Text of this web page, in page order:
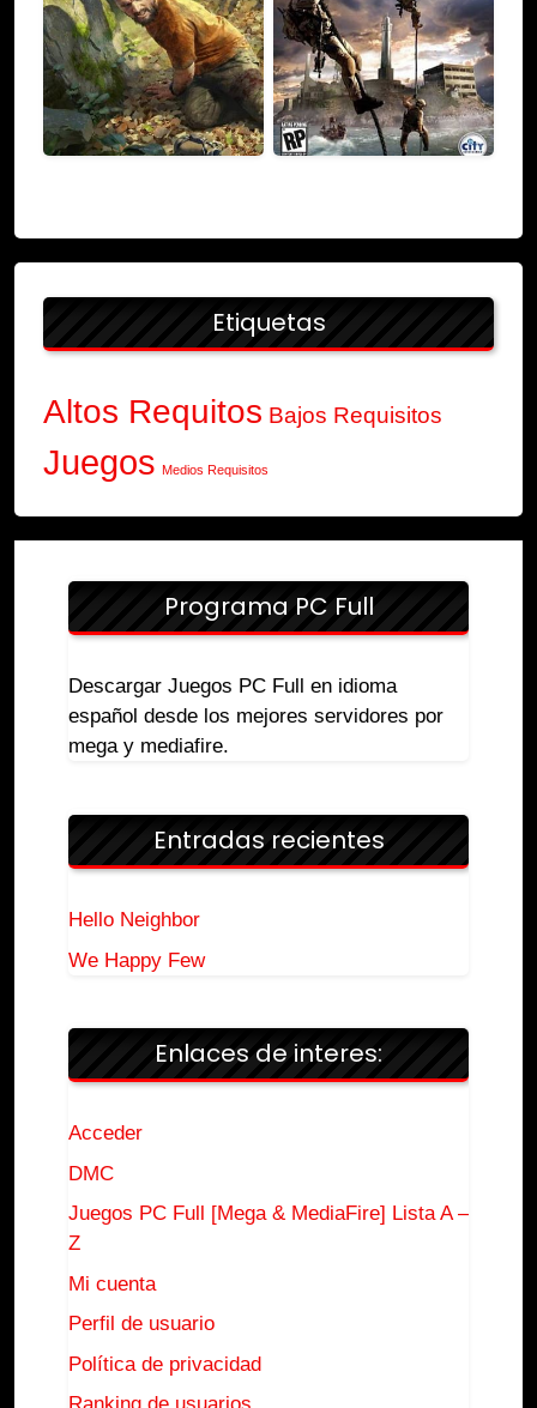
Etiquetas
Altos Requitos Bajos Requisitos
Juegos Medios Requisitos
Programa PC Full
Descargar Juegos PC Full en idioma
español desde los mejores servidores por
mega y mediafire.
Entradas recientes
Hello Neighbor
We Happy Few
Enlaces de interes:
Acceder
DMC
Juegos PC Full [Mega & MediaFire] Lista A –
Z
Mi cuenta
Perfil de usuario
Política de privacidad